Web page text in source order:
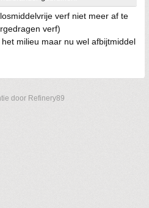
verf niet meer af te
verf)
milieu maar nu wel afbijtmiddel
door Refinery89